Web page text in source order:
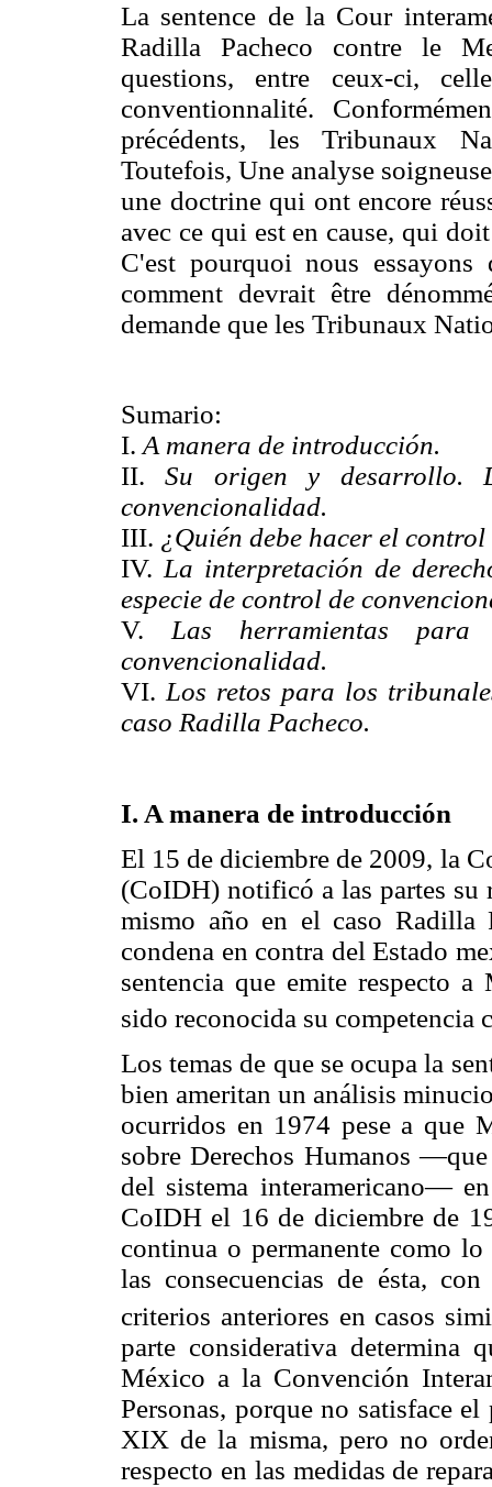
La sentence de la Cour
Radilla Pacheco contre le
questions, entre ceux-ci,
conventionnalité.
précédents, les Tribunaux
Toutefois, Une analyse
une doctrine qui ont encore
avec ce qui est en cause, qui
C'est pourquoi nous
comment devrait être
demande que les Tribunaux
Sumario:
I.A manera de introducción.
II.Su origen y desarrollo.
convencionalidad.
III. ¿Quién debe hacer el
IV.La interpretación de
especie de control de
V.Las herramientas
convencionalidad.
VI.Los retos para los
caso Radilla Pacheco.
I. A manera de introducción
El 15 de diciembre de 2009, la
(CoIDH) notificó a las partes su
mismo año en el caso Radilla
condena en contra del Estado
sentencia que emite respecto
sido reconocida su competencia
Los temas de que se ocupa la
bien ameritan un análisis
ocurridos en 1974 pese a que
sobre Derechos Humanos
del sistema interamericano—
CoIDH el 16 de diciembre de
continua o permanente como
las consecuencias de ésta,
criterios anteriores en casos
parte considerativa determina
México a la Convención
Personas, porque no satisface
XIX de la misma, pero no
respecto en las medidas de